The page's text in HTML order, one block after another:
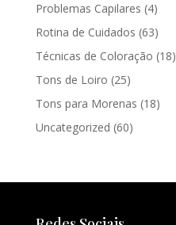
Problemas Capilares (4)
Rotina de Cuidados (63)
Técnicas de Coloração (18)
Tons de Loiro (25)
Tons para Morenas (18)
Uncategorized (60)